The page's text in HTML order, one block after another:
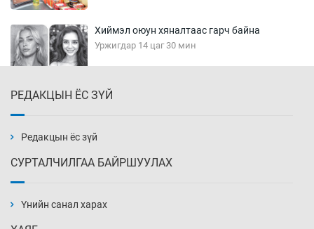
Хиймэл оюун хяналтаас гарч байна
Уржигдар 14 цаг 30 мин
Уржигдар 14 цаг 00 мин
нэмэгджээ
РЕДАКЦЫН ЁС ЗҮЙ
Редакцын ёс зүй
СУРТАЛЧИЛГАА БАЙРШУУЛАХ
Үнийн санал харах